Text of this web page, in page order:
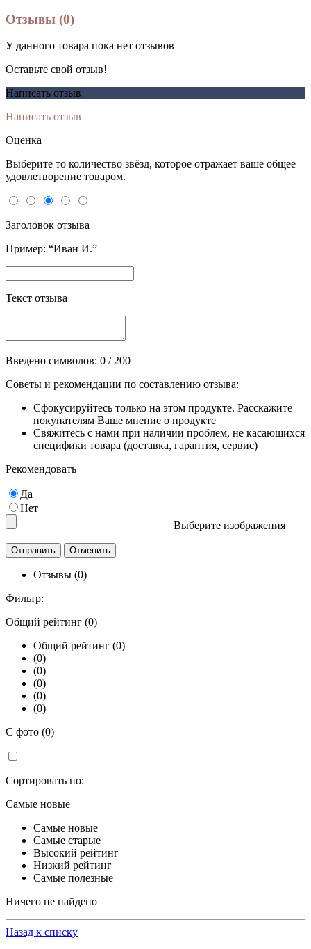
Отзывы (0)
У данного товара пока нет отзывов
Оставьте свой отзыв!
Написать отзыв
Написать отзыв
Оценка
Выберите то количество звёзд, которое отражает ваше общее
удовлетворение товаром.
Заголовок отзыва
Пример: “Иван И.”
Текст отзыва
Введено символов: 0 / 200
Советы и рекомендации по составлению отзыва:
Сфокусируйтесь только на этом продукте. Расскажите
покупателям Ваше мнение о продукте
Свяжитесь с нами при наличии проблем, не касающихся
специфики товара (доставка, гарантия, сервис)
Рекомендовать
Да
Нет
Выберите изображения
Отзывы (0)
Фильтр:
Общий рейтинг (0)
Общий рейтинг (0)
(0)
(0)
(0)
(0)
(0)
С фото (0)
Сортировать по:
Самые новые
Самые новые
Самые старые
Высокий рейтинг
Низкий рейтинг
Самые полезные
Ничего не найдено
Назад к списку